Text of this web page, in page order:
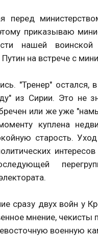
перед
приказываю
нашей воинской
Путин на встрече с
"Тренер"
из Сирии. Это не
или же уже
куплена
старость.
сразу двух войн у
мнение, чекисты
военную